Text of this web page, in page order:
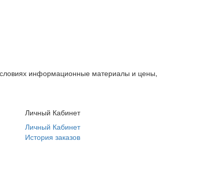
информационные материалы и цены,
Личный Кабинет
Личный Кабинет
История заказов